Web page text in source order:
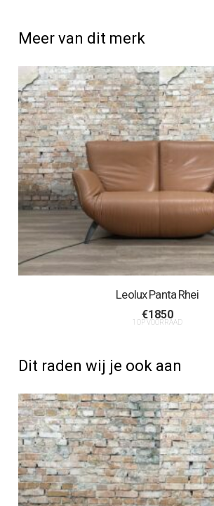
Meer van dit merk
Leolux Panta Rhei
€1850
1 OP VOORRAAD
Dit raden wij je ook aan